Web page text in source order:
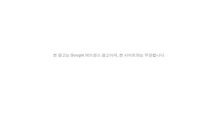
본 광고는 Google 애드센스 광고이며, 본 사이트와는 무관합니다.